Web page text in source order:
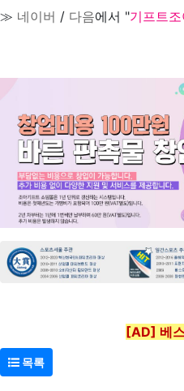
≫ 네이버 / 다음에서 "기프트
[AD] 베
목록